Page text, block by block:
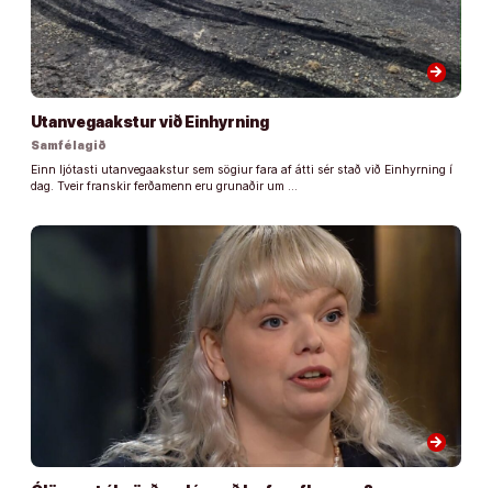
arrow_forward
Utanvegaakstur við Einhyrning
Samfélagið
Einn ljótasti utanvegaakstur sem sögiur fara af átti sér stað við Einhyrning í
dag. Tveir franskir ferðamenn eru grunaðir um …
arrow_forward